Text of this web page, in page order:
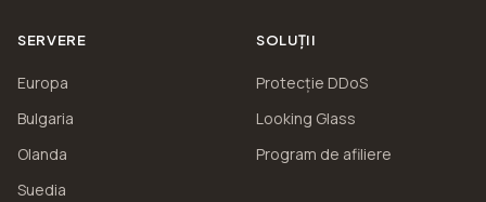
SERVERE
Europa
Bulgaria
Olanda
Suedia
SOLUȚII
Protecție DDoS
Looking Glass
Program de afiliere